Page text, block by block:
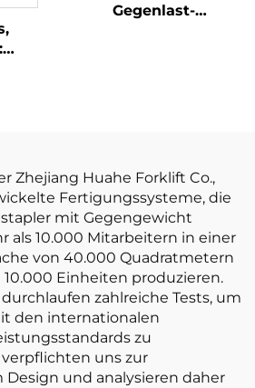
Gegenlast-
Zhejiang Huahe Forklift Co.,
Fertigungssysteme, die
mit Gegengewicht
als 10.000 Mitarbeitern in einer
von 40.000 Quadratmetern
Einheiten produzieren.
zahlreiche Tests, um
den internationalen
zu
uns zur
und analysieren daher